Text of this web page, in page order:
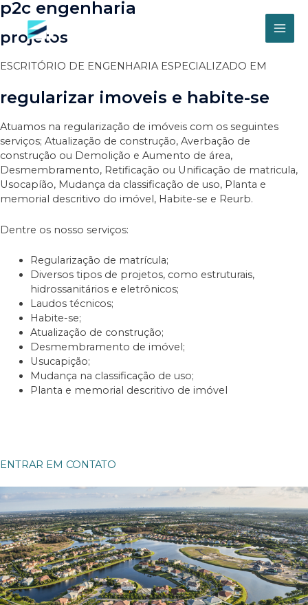
Ir
para
o
conteúdo
p2c engenharia
projetos
ESCRITÓRIO DE ENGENHARIA ESPECIALIZADO EM
regularizar imoveis e habite-se
Atuamos na regularização de imóveis com os seguintes
serviços; Atualização de construção, Averbação de
construção ou Demolição e Aumento de área,
Desmembramento, Retificação ou Unificação de matricula,
Usocapíão, Mudança da classificação de uso, Planta e
memorial descritivo do imóvel, Habite-se e Reurb.
Dentre os nosso serviços:
Regularização de matrícula;
Diversos tipos de projetos, como estruturais,
hidrossanitários e eletrônicos;
Laudos técnicos;
Habite-se;
Atualização de construção;
Desmembramento de imóvel;
Usucapição;
Mudança na classificação de uso;
Planta e memorial descritivo de imóvel
ENTRAR EM CONTATO